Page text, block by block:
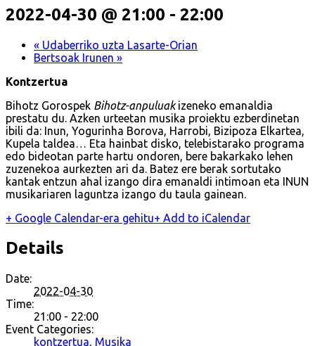
2022-04-30 @ 21:00 - 22:00
« Udaberriko uzta Lasarte-Orian
Bertsoak Irunen »
Kontzertua
Bihotz Gorospek Bihotz-anpuluakizeneko emanaldia
prestatu du. Azken urteetan musika proiektu ezberdinetan
ibili da: Inun, Yogurinha Borova, Harrobi, Bizipoza Elkartea,
Kupela taldea… Eta hainbat disko, telebistarako programa
edo bideotan parte hartu ondoren, bere bakarkako lehen
zuzenekoa aurkezten ari da. Batez ere berak sortutako
kantak entzun ahal izango dira emanaldi intimoan eta INUN
musikariaren laguntza izango du taula gainean.
+ Google Calendar-era gehitu+ Add to iCalendar
Details
Date:
2022-04-30
Time:
21:00 - 22:00
Event Categories:
kontzertua Musika